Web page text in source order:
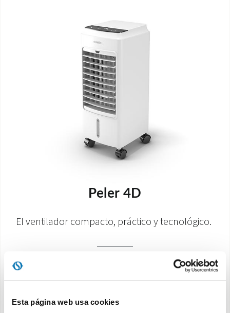
Esta página web usa cookies
Peler 4D
El ventilador compacto, práctico y tecnológico.